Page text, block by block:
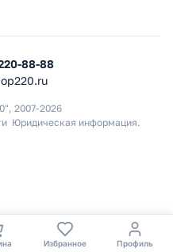
88-88
2007-2026
Юридическая информация.
Избранное Профиль